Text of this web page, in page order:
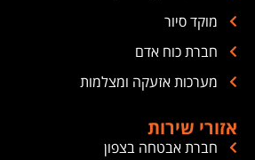
מוקד סיור
חברת כוח אדם
מערכות אזעקה ומצלמות
אזורי שירות
חברת אבטחה בצפון